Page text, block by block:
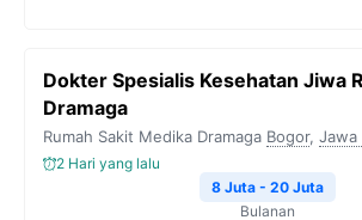
Dokter Spesialis Kesehatan Jiwa
Dramaga
Rumah Sakit Medika Dramaga Bogor, Jawa
2 Hari yang lalu
8 Juta - 20 Juta
Bulanan